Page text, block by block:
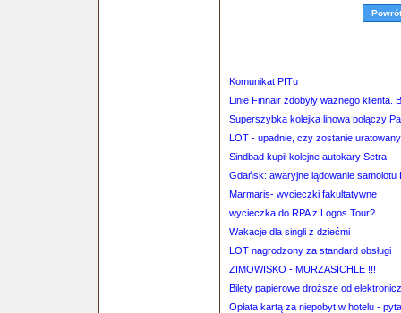
Komunikat PITu
Linie Finnair zdobyły ważnego klienta.
Superszybka kolejka linowa połączy
LOT - upadnie, czy zostanie
Sindbad kupił kolejne autokary Setra
Gdańsk: awaryjne lądowanie
Marmaris- wycieczki fakultatywne
wycieczka do RPA z Logos Tour?
Wakacje dla singli z dziećmi
LOT nagrodzony za standard obsługi
ZIMOWISKO - MURZASICHLE !!!
Bilety papierowe droższe od
Opłata kartą za niepobyt w hotelu -